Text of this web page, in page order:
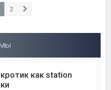
2
как station